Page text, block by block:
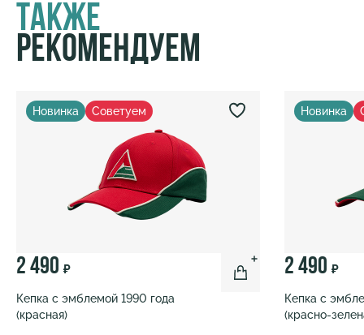
Также
Рекомендуем
Новинка Советуем
2 490 ₽
Кепка с эмблемой 1990 года
(красная)
Новинка
2 490 ₽
Кепка с
(красно-